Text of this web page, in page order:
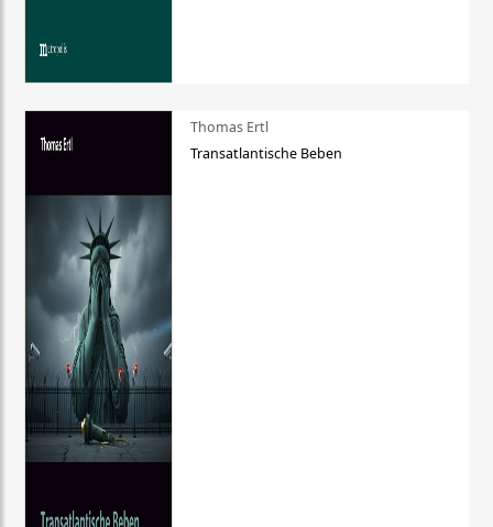
Thomas Ertl
Transatlantische Beben